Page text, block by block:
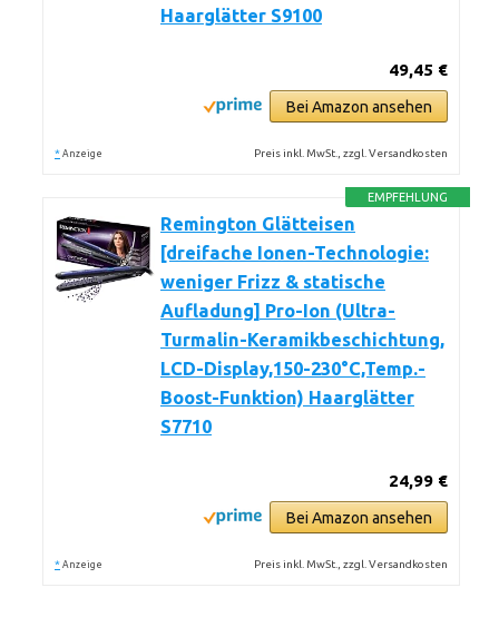
Haarglätter S9100
49,45 €
Bei Amazon ansehen
* Anzeige Preis inkl. MwSt., zzgl. Versandkosten
EMPFEHLUNG
Remington Glätteisen
[dreifache Ionen-Technologie:
weniger Frizz & statische
Aufladung] Pro-Ion (Ultra-
Turmalin-Keramikbeschichtung,
LCD-Display,150-230°C,Temp.-
Boost-Funktion) Haarglätter
S7710
24,99 €
Bei Amazon ansehen
* Anzeige Preis inkl. MwSt., zzgl. Versandkosten